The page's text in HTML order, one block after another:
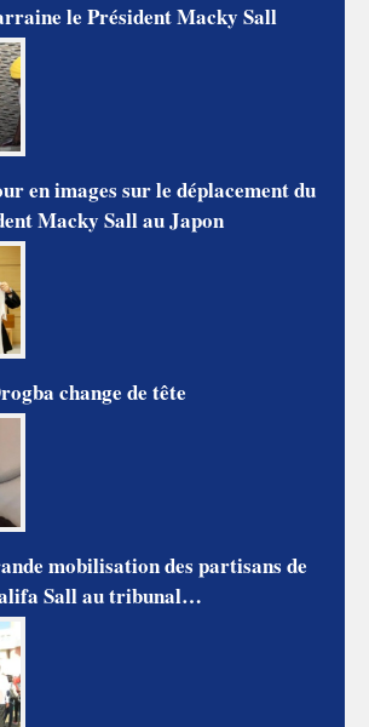
le Président Macky Sall
en images sur le déplacement du
Macky Sall au Japon
change de tête
mobilisation des partisans de
Sall au tribunal…